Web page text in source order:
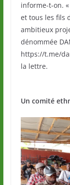
informe-t-on.
et tous les fils
ambitieux
dénommée
https://t.me/
la lettre.
Un comité